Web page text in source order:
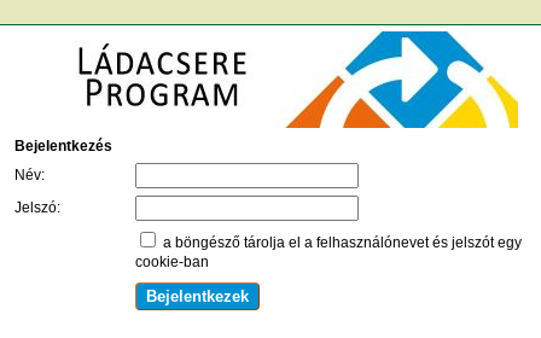
Bejelentkezés
Név:
Jelszó:
a böngésző tárolja el a felhasználónevet és jelszót egy
cookie-ban